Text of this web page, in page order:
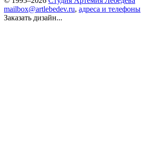
mailbox@artlebedev.ru, адреса и телефоны
Заказать дизайн...